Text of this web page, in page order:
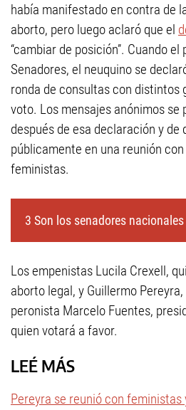
había manifestado en contra de
aborto, pero luego aclaró que el
“cambiar de posición”. Cuando
Senadores, el neuquino se
ronda de consultas con distintos
voto. Los mensajes anónimos se
después de esa declaración y de
públicamente en una reunión
feministas.
3 Son los senadores
Los empenistas Lucila Crexell,
aborto legal, y Guillermo
peronista Marcelo Fuentes,
quien votará a favor.
LEÉ MÁS
Pereyra se reunió con feministas